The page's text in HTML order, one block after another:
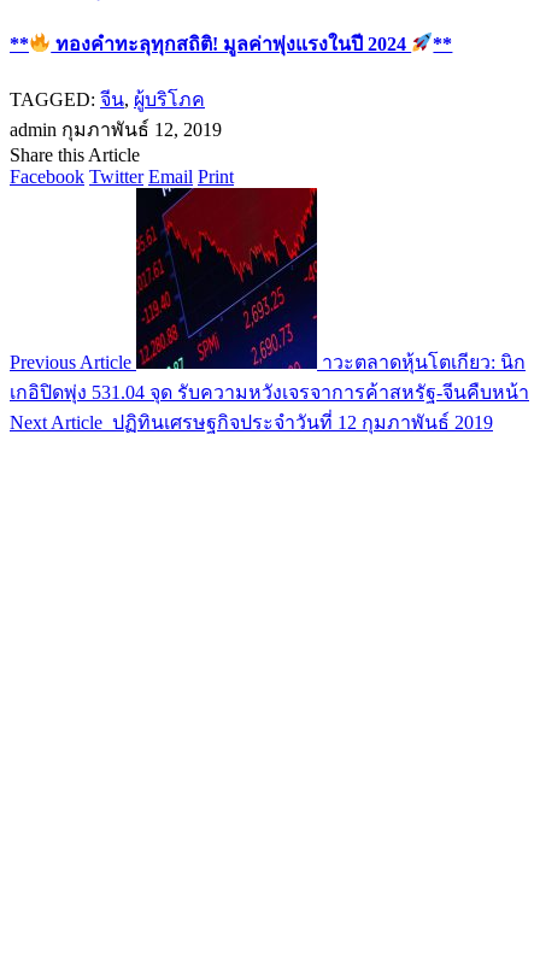
** ทองคำทะลุทุกสถิติ! มูลค่าพุ่งแรงในปี 2024 **
TAGGED: จีน, ผู้บริโภค
admin กุมภาพันธ์ 12, 2019
Share this Article
Facebook Twitter Email Print
Previous Article
าวะตลาดหุ้นโตเกียว: นิก
เกอิปิดพุ่ง 531.04 จุด รับความหวังเจรจาการค้าสหรัฐ-จีนคืบหน้า
Next Article ปฏิทินเศรษฐกิจประจำวันที่ 12 กุมภาพันธ์ 2019